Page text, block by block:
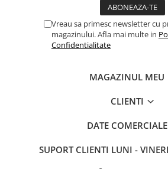
Vreau sa primesc newsletter cu
magazinului. Afla mai multe in
Confidentialitate
MAGAZINUL MEU
CLIENTI
DATE COMERCIALE
SUPORT CLIENTI LUNI -